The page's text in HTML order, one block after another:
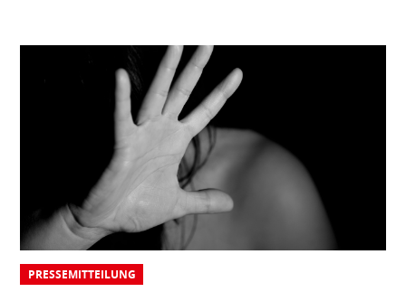
PRESSEMITTEILUNG